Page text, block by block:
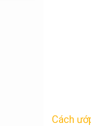
Cách